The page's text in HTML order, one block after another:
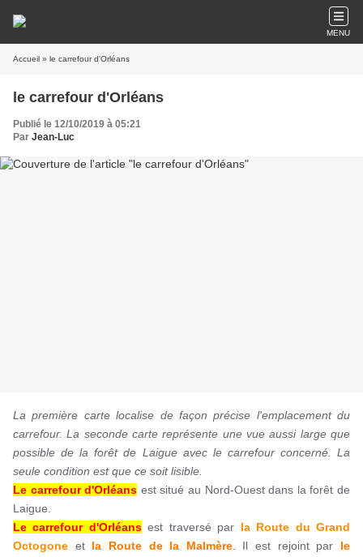
MENU
Accueil » le carrefour d'Orléans
le carrefour d'Orléans
Publié le 12/10/2019 à 05:21
Par Jean-Luc
La première carte localise de façon précise l'emplacement du
carrefour. La seconde carte représente une vue aussi large que
possible de la forêt de Laigue avec le carrefour concerné. La
seule condition est que ce soit lisible.
Le carrefour d'Orléans est situé au Nord-Ouest dans la forêt de
Laigue.
Le carrefour d'Orléansest traversé par la Route du Grand
Octogone et la Route de la Malmère. Il est rejoint par le